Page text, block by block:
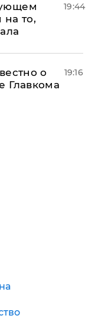
то,
19:44
о
Главкома
19:16